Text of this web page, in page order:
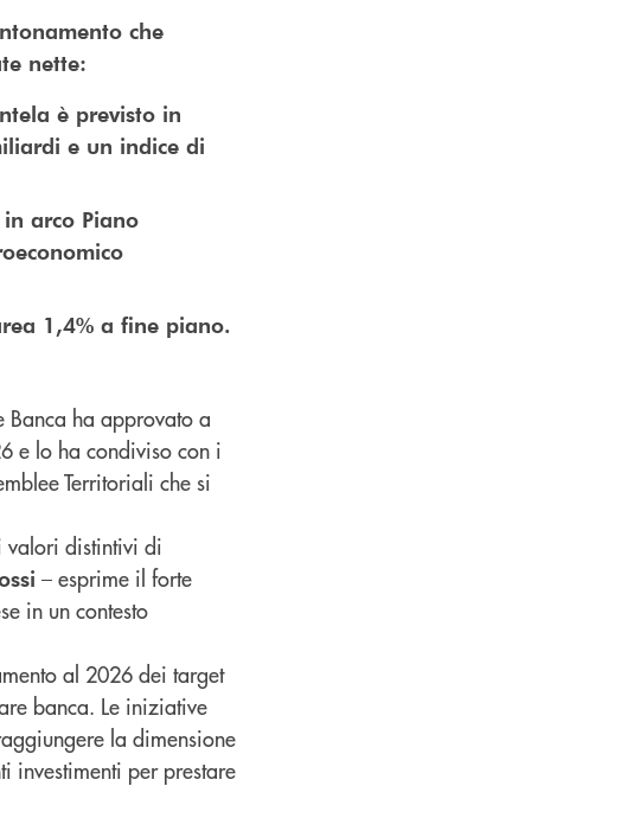
che
nette:
è previsto in
e un indice di
arco Piano
1,4% a fine piano.
ha approvato a
e lo ha condiviso con i
Territoriali che si
valori distintivi di
– esprime il forte
in un contesto
al 2026 dei target
banca. Le iniziative
la dimensione
investimenti per prestare